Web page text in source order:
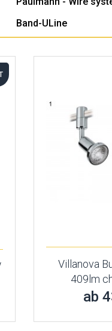
Band-ULine
Villanova
409lm
ab